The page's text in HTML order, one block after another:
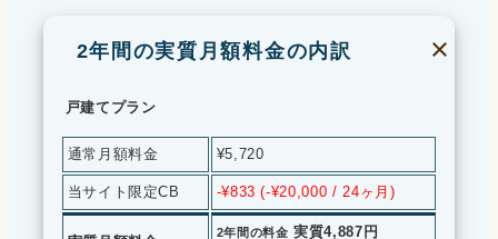
2年間の実質月額料金の内訳 ×
戸建てプラン
通常月額料金 ¥5,720
当サイト限定CB -¥833 (-¥20,000 / 24ヶ月)
2年間の料金 実質4,887円